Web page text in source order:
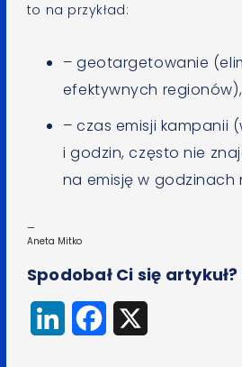
to na przykład:
– geotargetowanie
efektywnych regionów),
– czas emisji kampanii
i godzin, często nie
na emisję w godzinach
—
Aneta Mitko
Spodobał Ci się
LinkedInFacebook